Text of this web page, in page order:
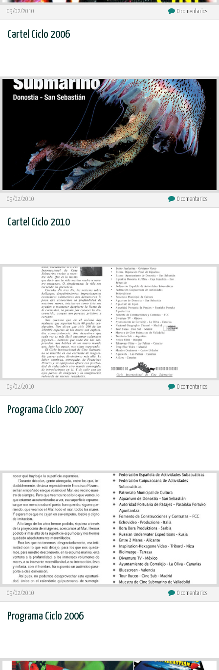
09/02/2010 0 comentarios
Cartel Ciclo 2006
09/02/2010 0 comentarios
Cartel Ciclo 2010
09/02/2010 0 comentarios
Programa Ciclo 2007
09/02/2010 0 comentarios
Programa Ciclo 2006